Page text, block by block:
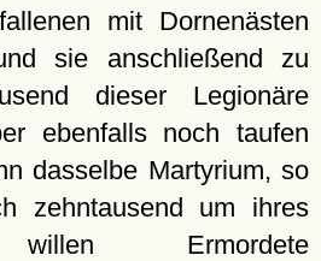
mit Dornenästen
sie anschließend zu
dieser Legionäre
ebenfalls noch taufen
dasselbe Martyrium, so
zehntausend um ihres
Ermordete